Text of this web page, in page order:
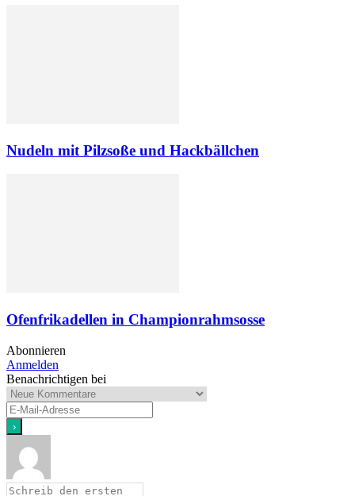
Nudeln mit Pilzsoße und Hackbällchen
Ofenfrikadellen in Championrahmsosse
Abonnieren
Anmelden
Benachrichtigen bei